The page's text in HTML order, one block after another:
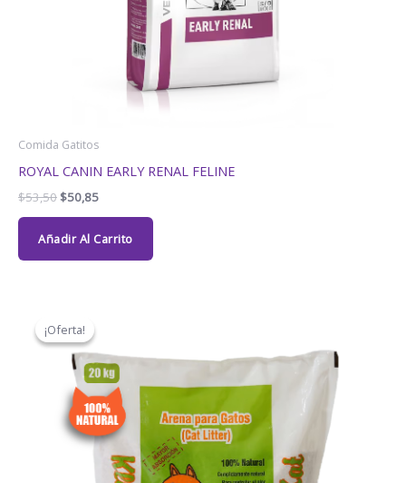
Comida Gatitos
ROYAL CANIN EARLY RENAL FELINE
$53,50 $50,85
Añadir Al Carrito
¡Oferta!
¡Oferta!
original
era:
$28,95.
es:
$18,00.